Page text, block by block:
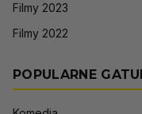
Filmy 2023
Filmy 2022
POPULARNE